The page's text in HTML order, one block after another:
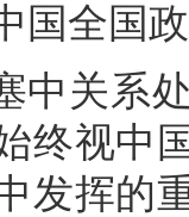
国全国
中关系
终视中
发挥的